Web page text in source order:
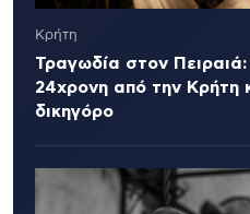
Κρήτη
Τραγωδία στον
24χρονη από την Κρήτη
δικηγόρο